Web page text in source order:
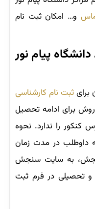
و… امکان ثبت نام
پیام نور
برایثبت نام کارشناسی
برای ادامه تحصیل
را ندارد. نحوه
داوطلب در مدت زمان
به سایت سنجش
تحصیلی در فرم ثبت